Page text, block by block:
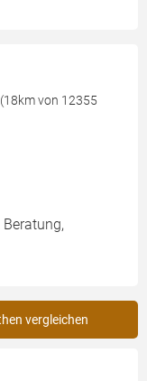
von 12355
vergleichen